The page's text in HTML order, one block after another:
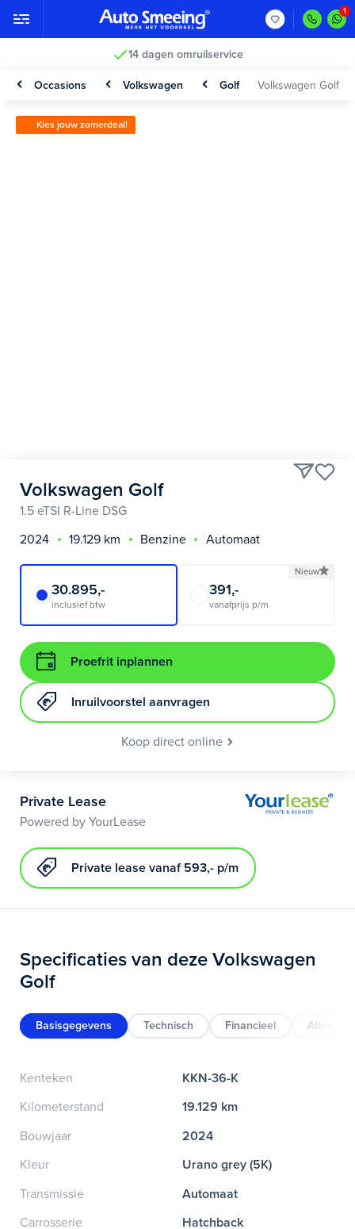
14 dagen omruilservice
Occasions Volkswagen Golf Volkswagen Golf
Kies jouw zomerdeal!
Volkswagen Golf
1.5 eTSI R-Line DSG
2024
19.129 km Benzine Automaat
30.895,-
inclusief btw
Nieuw
391,-
vanafprijs p/m
Proefrit inplannen
Inruilvoorstel aanvragen
Koop direct online
Private Lease
Powered by YourLease
Private lease vanaf 593,- p/m
Specificaties van deze Volkswagen
Golf
Basisgegevens Technisch Financieel
Kenteken
KKN-36-K
Kilometerstand
19.129 km
Bouwjaar
2024
Kleur
Urano grey (5K)
Transmissie
Automaat
Carrosserie
Hatchback